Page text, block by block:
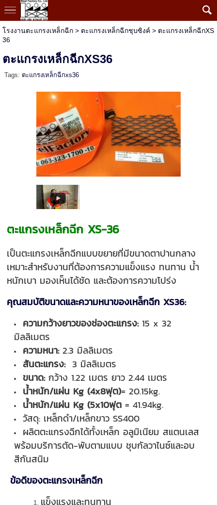
โรงงานตะแกรงเหล็กฉีก> ตะแกรงเหล็กฉีกชุบซิงค์> ตะแกรงเหล็กฉีกXS
36
ตะแกรงเหล็กฉีกXS36
Tags: ตะแกรงเหล็กฉีกxs36
ตะแกรงเหล็กฉีก XS-36
เป็นตะแกรงเหล็กฉีกแบบขยายที่มีขนาดตาปานกลาง
เหมาะสำหรับงานที่ต้องการความแข็งแรง ทนทาน น้ำ
หนักเบา มองเห็นได้ชัด และต้องการความโปร่ง
คุณสมบัติขนาดและความหนาของเหล็กฉีก XS36:
ความกว้างยาวของช่องตะแกรง:15 x 32
มิลลิเมตร
ความหนา:2.3 มิลลิเมตร
สันตะแกรง: 3 มิลลิเมตร
ขนาด:กว้าง 1.22 เมตร ยาว 2.44 เมตร
น้ำหนัก/แผ่น Kg (4x8ฟุต)= 20.15kg.
น้ำหนัก/แผ่น Kg (5x10ฟุต = 41.94kg.
วัสดุ: เหล็กดำ/เหล็กขาว SS400
ผลิตตะแกรงฉีกได้ทั้งเหล็ก อลูมิเนียม สแตนเลส
พร้อมบริการตัด-พับตามแบบ ชุบกัลวาไนซ์และอบ
สีกันสนิม
ข้อดีของตะแกรงเหล็กฉีก
แข็งแรงและทนทาน